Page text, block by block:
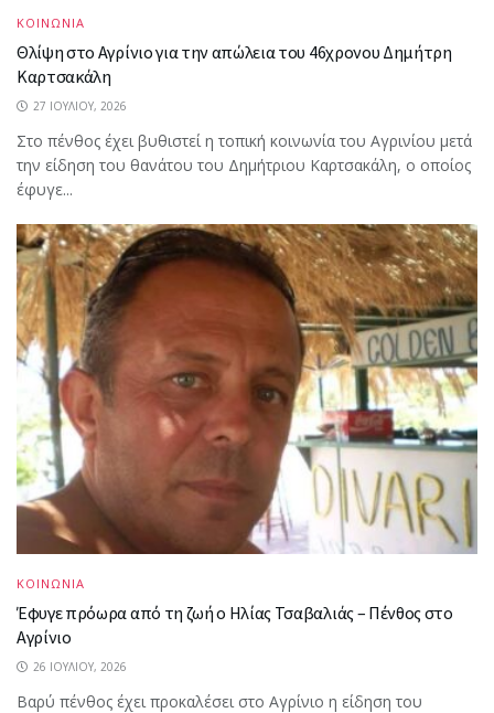
ΚΟΙΝΩΝΙΑ
Θλίψη στο Αγρίνιο για την απώλεια του 46χρονου Δημήτρη
Καρτσακάλη
27 ΙΟΥΛΊΟΥ, 2026
Στο πένθος έχει βυθιστεί η τοπική κοινωνία του Αγρινίου μετά
την είδηση του θανάτου του Δημήτριου Καρτσακάλη, ο οποίος
έφυγε...
ΚΟΙΝΩΝΙΑ
Έφυγε πρόωρα από τη ζωή ο Ηλίας Τσαβαλιάς – Πένθος στο
Αγρίνιο
26 ΙΟΥΛΊΟΥ, 2026
Βαρύ πένθος έχει προκαλέσει στο Αγρίνιο η είδηση του